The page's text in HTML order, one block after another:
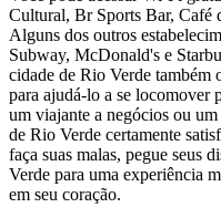
Cultural, Br Sports Bar, Café
Alguns dos outros
Subway, McDonald's e
cidade de Rio Verde também
para ajudá-lo a se locomover
um viajante a negócios ou
de Rio Verde certamente
faça suas malas, pegue seus
Verde para uma experiência
em seu coração.